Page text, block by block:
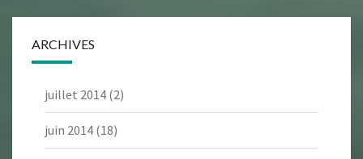
ARCHIVES
juillet 2014 (2)
juin 2014 (18)